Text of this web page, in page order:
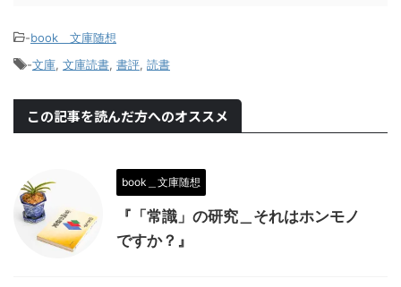
-book＿文庫随想
-文庫, 文庫読書, 書評, 読書
この記事を読んだ方へのオススメ
book＿文庫随想
『「常識」の研究＿それはホンモノ
ですか？』